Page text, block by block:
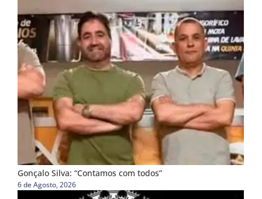
Gonçalo Silva: “Contamos com todos”
6 de Agosto, 2026